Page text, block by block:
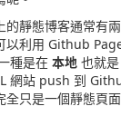
靜態博客通常有
以利用 Github
種是在 本地 也就
網站 push 到
只是一個靜態頁面